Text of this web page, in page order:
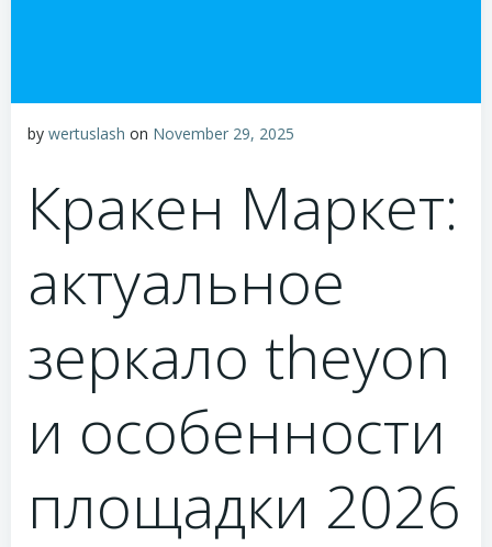
by wertuslash on November 29, 2025
Кракен Маркет:
актуальное
зеркало theyon
и особенности
площадки 2026